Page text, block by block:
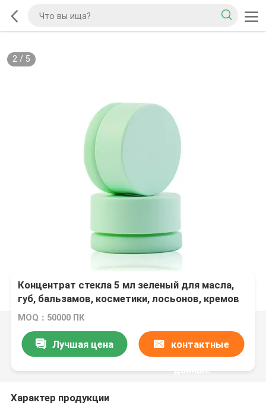
2/ 5
Концентрат стекла 5 мл зеленый для масла,
губ, бальзамов, косметики, лосьонов, кремов
MOQ：50000 ПК
Лучшая цена контактные
данные
Характер продукции